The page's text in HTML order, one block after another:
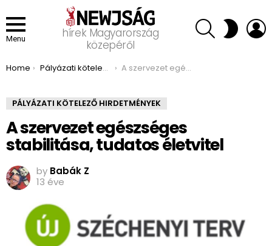
Menu
hírek Magyarország
közepéről
SEARCH SWITCH
SKIN
You are here:
Home Pályázati kötelező hirdetmények A szervezet egészséges stabilitása, tudatos életvitel
PÁLYÁZATI KÖTELEZŐ HIRDETMÉNYEK
A szervezet egészséges
stabilitása, tudatos életvitel
by Babák Z
13 éve